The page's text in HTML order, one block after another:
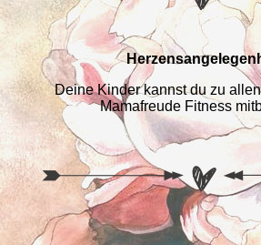
Deine Kinder kannst du zu
Mamafreude Fitness